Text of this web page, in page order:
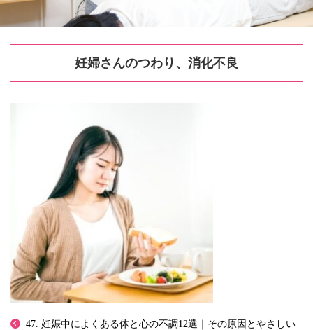
妊婦さんのつわり、消化不良
47. 妊娠中によくある体と心の不調12選｜その原因とやさしい